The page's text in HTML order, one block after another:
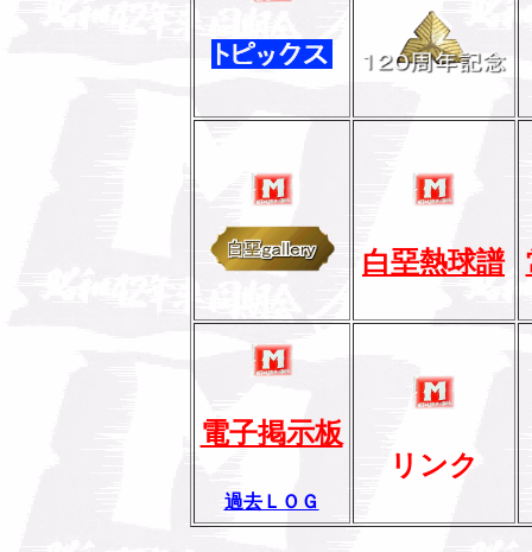
白堊熱球譜
電子掲示板
過去ＬＯＧ
リンク